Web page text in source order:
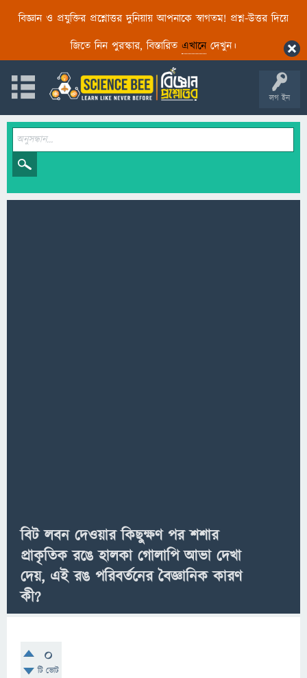
বিজ্ঞান ও প্রযুক্তির প্রশ্নোত্তর দুনিয়ায় আপনাকে স্বাগতম! প্রশ্ন-উত্তর দিয়ে
জিতে নিন পুরস্কার, বিস্তারিত এখানেদেখুন।
লগ ইন
বিট লবন দেওয়ার কিছুক্ষণ পর শশার
প্রাকৃতিক রঙে হালকা গোলাপি আভা দেখা
দেয়, এই রঙ পরিবর্তনের বৈজ্ঞানিক কারণ
কী?
0
টি ভোট